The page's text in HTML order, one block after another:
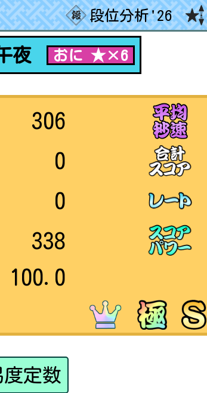
段位分析'26
夜 おに ★×6
306
0
0
338
100.0
度定数